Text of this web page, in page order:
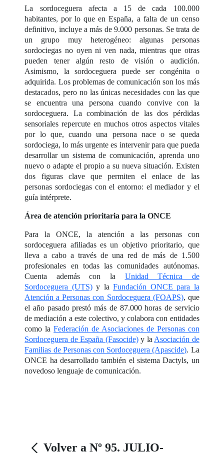
La sordoceguera afecta a 15 de cada 100.000
habitantes, por lo que en España, a falta de un censo
definitivo, incluye a más de 9.000 personas. Se trata de
un grupo muy heterogéneo: algunas personas
sordociegas no oyen ni ven nada, mientras que otras
pueden tener algún resto de visión o audición.
Asimismo, la sordoceguera puede ser congénita o
adquirida. Los problemas de comunicación son los más
destacados, pero no las únicas necesidades con las que
se encuentra una persona cuando convive con la
sordoceguera. La combinación de las dos pérdidas
sensoriales repercute en muchos otros aspectos vitales
por lo que, cuando una persona nace o se queda
sordociega, lo más urgente es intervenir para que pueda
desarrollar un sistema de comunicación, aprenda uno
nuevo o adapte el propio a su nueva situación. Existen
dos figuras clave que permiten el enlace de las
personas sordociegas con el entorno: el mediador y el
guía intérprete.
Área de atención prioritaria para la ONCE
Para la ONCE, la atención a las personas con
sordoceguera afiliadas es un objetivo prioritario, que
lleva a cabo a través de una red de más de 1.500
profesionales en todas las comunidades autónomas.
Cuenta además con la Unidad Técnica de
Sordoceguera (UTS)y laFundación ONCE para la
Atención a Personas con Sordoceguera (FOAPS), que
el año pasado prestó más de 87.000 horas de servicio
de mediación a este colectivo, y colabora con entidades
como laFederación de Asociaciones de Personas con
Sordoceguera de España (Fasocide)y la Asociación de
Familias de Personas con Sordoceguera (Apascide). La
ONCE ha desarrollado también el sistema Dactyls, un
novedoso lenguaje de comunicación.
Volver a Nº 95. JULIO-